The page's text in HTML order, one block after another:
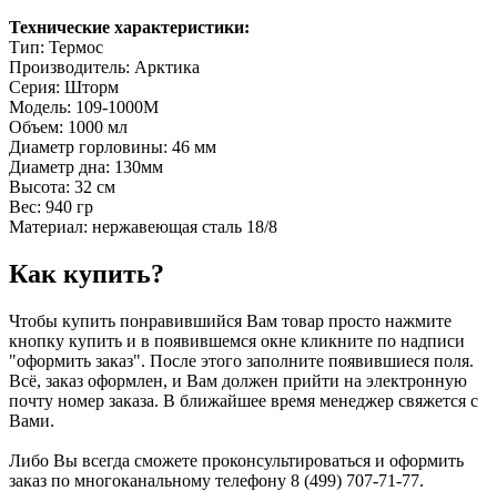
Технические характеристики:
Тип: Термос
Производитель: Арктика
Серия: Шторм
Модель: 109-1000М
Объем: 1000 мл
Диаметр горловины: 46 мм
Диаметр дна: 130мм
Высота: 32 см
Вес: 940 гр
Материал: нержавеющая сталь 18/8
Как купить?
Чтобы купить понравившийся Вам товар просто нажмите
кнопку купить и в появившемся окне кликните по надписи
"оформить заказ". После этого заполните появившиеся поля.
Всё, заказ оформлен, и Вам должен прийти на электронную
почту номер заказа. В ближайшее время менеджер свяжется с
Вами.
Либо Вы всегда сможете проконсультироваться и оформить
заказ по многоканальному телефону 8 (499) 707-71-77.